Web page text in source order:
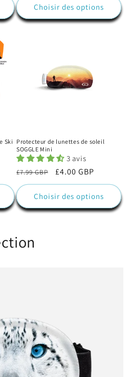
Choisir des options
Ski Protecteur de lunettes de soleil
SOGGLE Mini
3 avis
Prix
habituel
£7.99 GBP
Prix
promotionnel
£4.00 GBP
Choisir des options